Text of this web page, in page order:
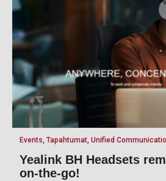
Events, Tapahtumat, Unified
Yealink BH Headsets
on-the-go!